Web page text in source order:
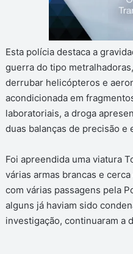
Esta polícia destaca a
guerra do tipo
derrubar helicópteros e
acondicionada em
laboratoriais, a droga
duas balanças de precisão e
Foi apreendida uma viatura
várias armas brancas e
com várias passagens pela
alguns já haviam sido
investigação, continuaram a